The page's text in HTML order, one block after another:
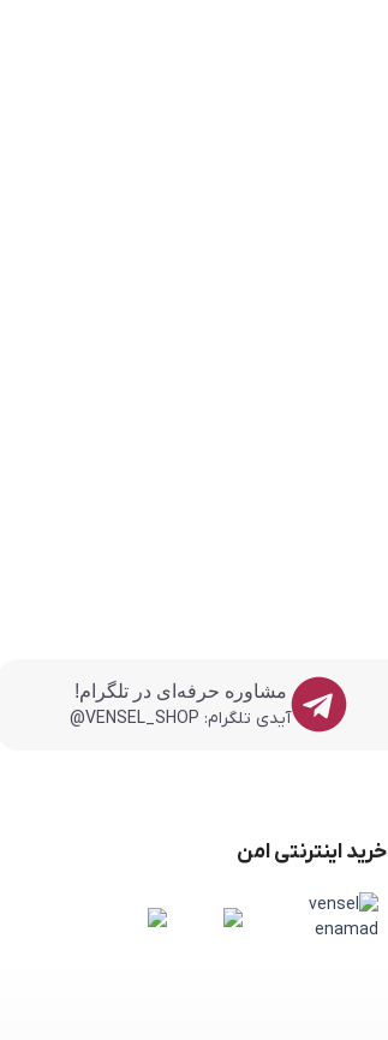
مشاوره حرفه‌ای در تلگرام!
آیدی تلگرام: VENSEL_SHOP@
خرید اینترنتی امن